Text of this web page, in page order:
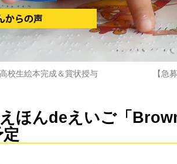
校生絵本完成＆賞状授与 【急
ほんdeえいご「